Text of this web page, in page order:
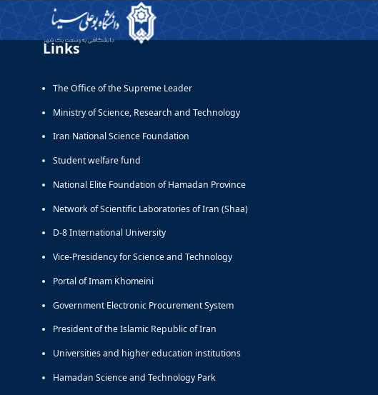
Links
The Office of the Supreme Leader
Ministry of Science, Research and Technology
Iran National Science Foundation
Student welfare fund
National Elite Foundation of Hamadan Province
Network of Scientific Laboratories of Iran (Shaa)
D-8 International University
Vice-Presidency for Science and Technology
Portal of Imam Khomeini
Government Electronic Procurement System
President of the Islamic Republic of Iran
Universities and higher education institutions
Hamadan Science and Technology Park